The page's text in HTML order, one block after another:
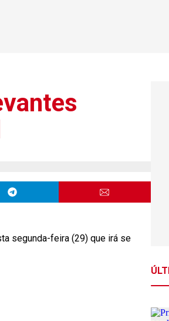
segunda-feira (29) que irá se